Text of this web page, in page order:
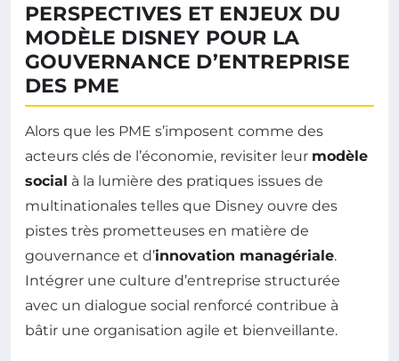
PERSPECTIVES ET ENJEUX DU
MODÈLE DISNEY POUR LA
GOUVERNANCE D’ENTREPRISE
DES PME
Alors que les PME s’imposent comme des
acteurs clés de l’économie, revisiter leur modèle
social à la lumière des pratiques issues de
multinationales telles que Disney ouvre des
pistes très prometteuses en matière de
gouvernance et d’innovation managériale.
Intégrer une culture d’entreprise structurée
avec un dialogue social renforcé contribue à
bâtir une organisation agile et bienveillante.